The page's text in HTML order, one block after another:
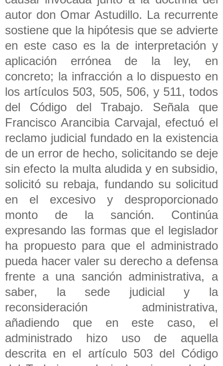
autor don Omar Astudillo. La recurrente
sostiene que la hipótesis que se advierte
en este caso es la de interpretación y
aplicación errónea de la ley, en
concreto; la infracción a lo dispuesto en
los artículos 503, 505, 506, y 511, todos
del Código del Trabajo. Señala que
Francisco Arancibia Carvajal, efectuó el
reclamo judicial fundado en la existencia
de un error de hecho, solicitando se deje
sin efecto la multa aludida y en subsidio,
solicitó su rebaja, fundando su solicitud
en el excesivo y desproporcionado
monto de la sanción. Continúa
expresando las formas que el legislador
ha propuesto para que el administrado
pueda hacer valer su derecho a defensa
frente a una sanción administrativa, a
saber, la sede judicial y la
reconsideración administrativa,
añadiendo que en este caso, el
administrado hizo uso de aquella
descrita en el artículo 503 del Código